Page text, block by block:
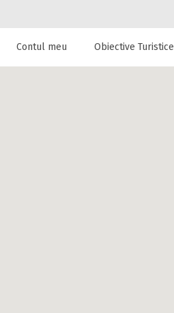
cazare la
Contul meu Obiective Turistice